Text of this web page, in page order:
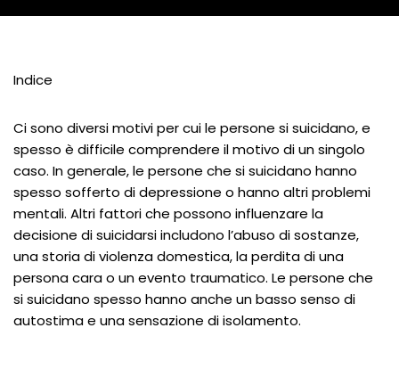
Indice
Ci sono diversi motivi per cui le persone si suicidano, e
spesso è difficile comprendere il motivo di un singolo
caso. In generale, le persone che si suicidano hanno
spesso sofferto di depressione o hanno altri problemi
mentali. Altri fattori che possono influenzare la
decisione di suicidarsi includono l’abuso di sostanze,
una storia di violenza domestica, la perdita di una
persona cara o un evento traumatico. Le persone che
si suicidano spesso hanno anche un basso senso di
autostima e una sensazione di isolamento.